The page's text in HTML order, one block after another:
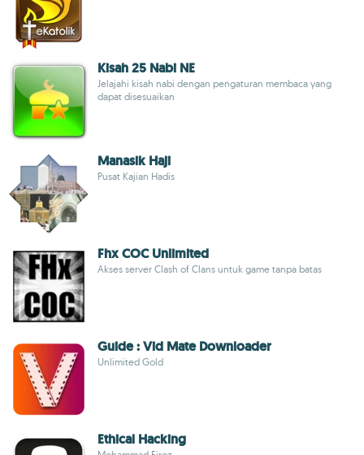
Kisah 25 Nabi NE
Jelajahi kisah nabi dengan pengaturan membaca yang
dapat disesuaikan
Manasik Haji
Pusat Kajian Hadis
Fhx COC Unlimited
Akses server Clash of Clans untuk game tanpa batas
Guide : Vid Mate Downloader
Unlimited Gold
Ethical Hacking